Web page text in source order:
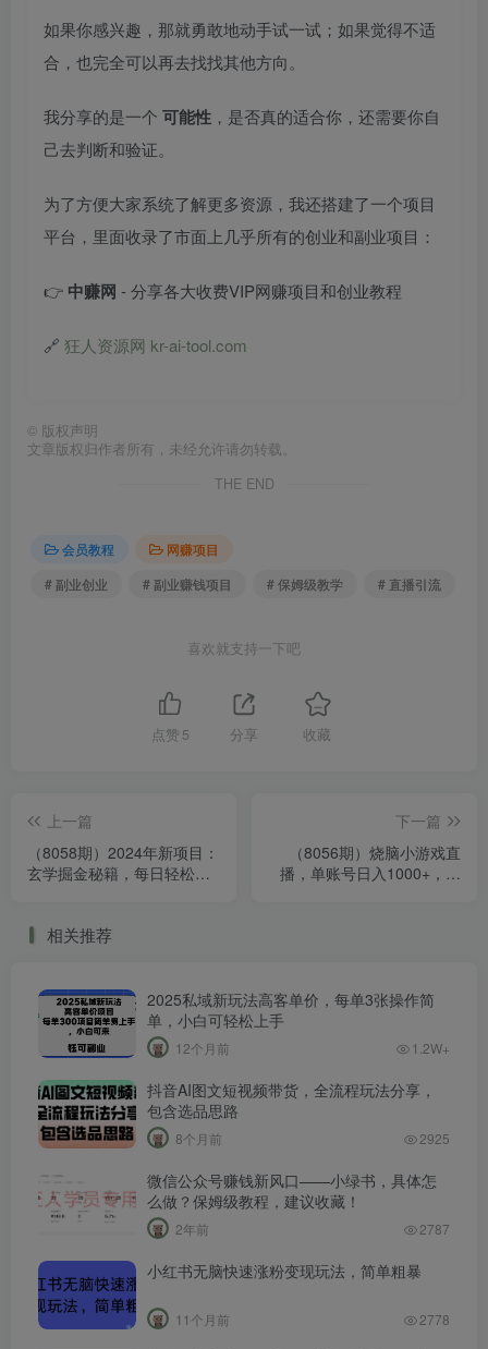
如果你感兴趣，那就勇敢地动手试一试；如果觉得不适
合，也完全可以再去找找其他方向。
我分享的是一个 可能性 ，是否真的适合你，还需要你自
己去判断和验证。
为了方便大家系统了解更多资源，我还搭建了一个项目
平台，里面收录了市面上几乎所有的创业和副业项目：
👉 中赚网 - 分享各大收费VIP网赚项目和创业教程
🔗 狂人资源网 kr-ai-tool.com
© 版权声明
文章版权归作者所有，未经允许请勿转载。
THE END
会员教程
网赚项目
# 副业创业
# 副业赚钱项目 # 保姆级教学 # 直播引流
喜欢就支持一下吧
点赞 5 分享 收藏
上一篇
（8058期）2024年新项目：
玄学掘金秘籍，每日轻松赚
下一篇
（8056期）烧脑小游戏直
播，单账号日入1000+，不
相关推荐
2025私域新玩法高客单价，每单3张操作简
单，小白可轻松上手
12个月前 1.2W+
抖音AI图文短视频带货，全流程玩法分享，
包含选品思路
8个月前 2925
微信公众号赚钱新风口——小绿书，具体怎
么做？保姆级教程，建议收藏！
2年前 2787
小红书无脑快速涨粉变现玩法，简单粗暴
11个月前 2778